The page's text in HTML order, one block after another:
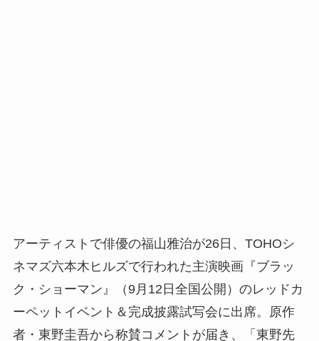
アーティストで俳優の福山雅治が26日、TOHOシ
ネマズ六本木ヒルズで行われた主演映画『ブラッ
ク・ショーマン』（9月12日全国公開）のレッドカ
ーペットイベント＆完成披露試写会に出席。原作
者・東野圭吾から称賛コメントが届き、「東野先